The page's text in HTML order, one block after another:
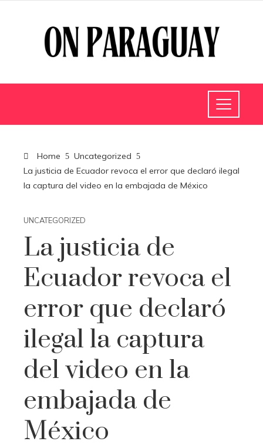
Home
Uncategorized
La justicia de Ecuador revoca el error que declaró ilegal
la captura del video en la embajada de México
UNCATEGORIZED
La justicia de
Ecuador revoca el
error que declaró
ilegal la captura
del video en la
embajada de
México